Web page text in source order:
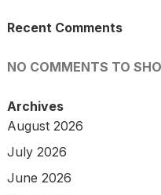
Recent Comments
NO COMMENTS TO
Archives
August 2026
July 2026
June 2026